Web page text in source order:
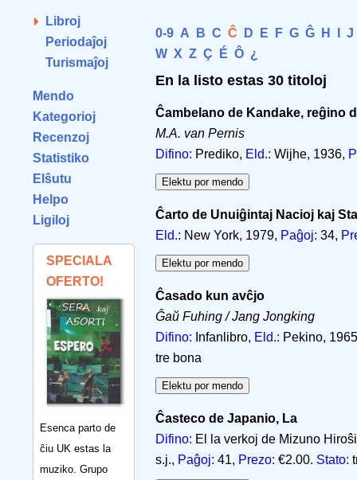
Libroj
Periodaĵoj
Turismaĵoj
Mendo
Kategorioj
Recenzoj
Statistiko
Elŝutu
Helpo
Ligiloj
SPECIALA
OFERTO!
Esenca parto de
ĉiu UK estas la
muziko. Grupo
0-9 A B C Ĉ D E F G Ĝ H
J
W X Z Ç É Ô ¿
En la listo estas 30 titoloj
Ĉambelano de Kandake, reĝino
M.A. van Pernis
Difino: Prediko, Eld.: Wijhe, 1936,
Ĉarto de Unuiĝintaj Nacioj kaj
Eld.: New York, 1979, Paĝoj: 34,
Ĉasado kun avĉjo
Ĝaŭ Fuhing / Jang Jongking
Difino: Infanlibro, Eld.: Pekino,
tre bona
Ĉasteco de Japanio, La
Difino: El la verkoj de Mizuno
s.j., Paĝoj: 41, Prezo: €2.00. Stato: